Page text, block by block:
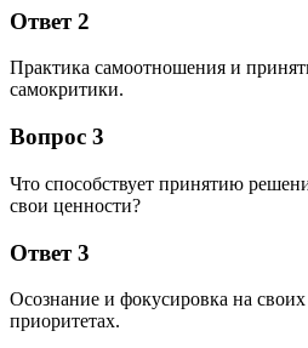
Ответ 2
Практика самоотношения и
самокритики.
Вопрос 3
Что способствует принятию
свои ценности?
Ответ 3
Осознание и фокусировка на
приоритетах.